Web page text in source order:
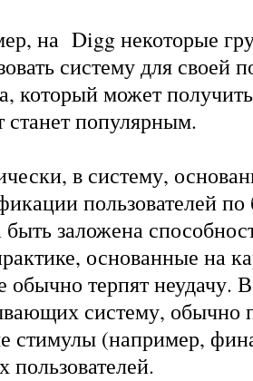
на Digg некоторые
систему для своей
который может
станет популярным.
в систему,
пользователей
заложена
основанные на
обычно терпят неудачу.
систему, обычно
стимулы (например,
пользователей.